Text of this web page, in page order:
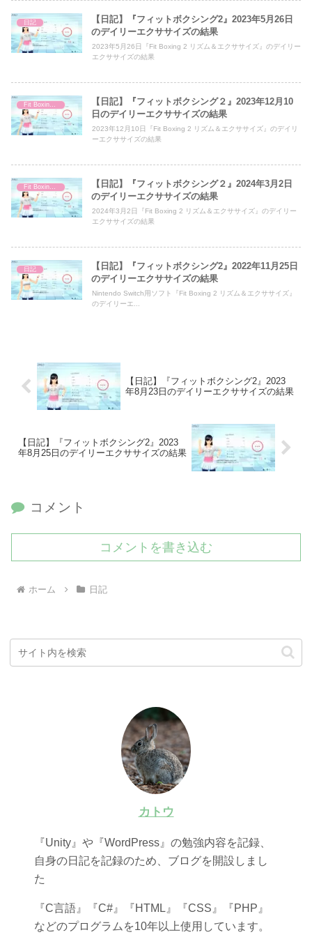
日記
【日記】『フィットボクシング2』2023年5月26日
のデイリーエクササイズの結果
2023年5月26日『Fit Boxing 2 リズム＆エクササイズ』のデイリー
エクササイズの結果
Fit Boxing 2
【日記】『フィットボクシング２』2023年12月10
日のデイリーエクササイズの結果
2023年12月10日『Fit Boxing 2 リズム＆エクササイズ』のデイリ
ーエクササイズの結果
【日記】『フィットボクシング２』2024年3月2日
のデイリーエクササイズの結果
2024年3月2日『Fit Boxing 2 リズム＆エクササイズ』のデイリー
エクササイズの結果
日記
【日記】『フィットボクシング2』2022年11月25日
のデイリーエクササイズの結果
Nintendo Switch用ソフト『Fit Boxing 2 リズム＆エクササイズ』
のデイリーエ...
【日記】『フィットボクシング2』2023
年8月23日のデイリーエクササイズの結果
【日記】『フィットボクシング2』2023
年8月25日のデイリーエクササイズの結果
コメント
コメントを書き込む
ホーム 日記
カトウ
『Unity』や『WordPress』の勉強内容を記録、
自身の日記を記録のため、ブログを開設しまし
た
『C言語』『C#』『HTML』『CSS』『PHP』
などのプログラムを10年以上使用しています。